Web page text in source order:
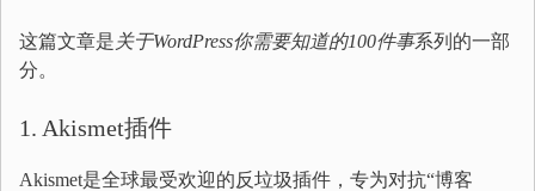
这篇文章是关于WordPress你需要知道的100件事系列的一部
分。
1. Akismet插件
Akismet是全球最受欢迎的反垃圾插件，专为对抗“博客